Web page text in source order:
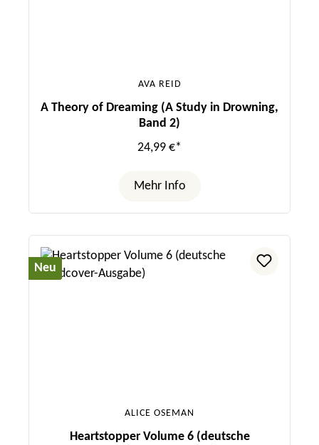
AVA REID
A Theory of Dreaming (A Study in Drowning,
Band 2)
24,99 €*
Mehr Info
Neu
ALICE OSEMAN
Heartstopper Volume 6 (deutsche